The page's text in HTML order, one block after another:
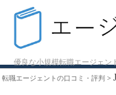
優良な小規模転職エージェン
転職エージェントの口コミ・評判 >